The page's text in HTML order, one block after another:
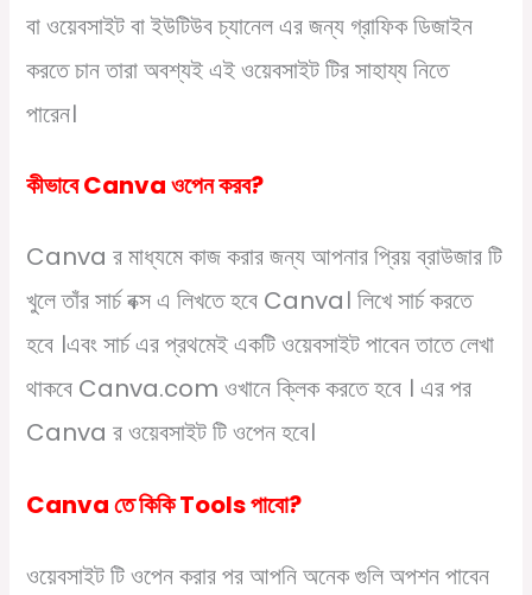
বা ওয়েবসাইট বা ইউটিউব চ্যানেল এর জন্য গ্রাফিক ডিজাইন
করতে চান তারা অবশ্যই এই ওয়েবসাইট টির সাহায্য নিতে
পারেন।
কীভাবে Canva ওপেন করব?
Canva র মাধ্যমে কাজ করার জন্য আপনার প্রিয় ব্রাউজার টি
খুলে তাঁর সার্চ বক্স এ লিখতে হবে Canva। লিখে সার্চ করতে
হবে ।এবং সার্চ এর প্রথমেই একটি ওয়েবসাইট পাবেন তাতে লেখা
থাকবে Canva.com ওখানে ক্লিক করতে হবে । এর পর
Canva র ওয়েবসাইট টি ওপেন হবে।
Canva তে কিকি Tools পাবো?
ওয়েবসাইট টি ওপেন করার পর আপনি অনেক গুলি অপশন পাবেন